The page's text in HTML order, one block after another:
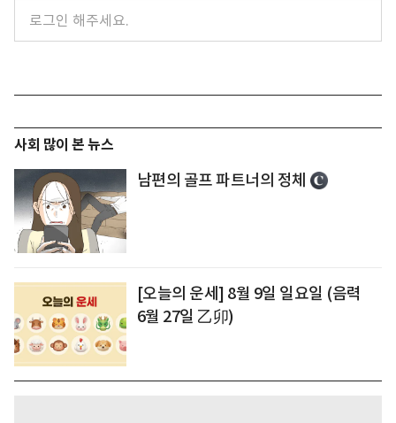
사회 많이 본 뉴스
남편의 골프 파트너의 정체
[오늘의 운세] 8월 9일 일요일 (음력
6월 27일 乙卯)